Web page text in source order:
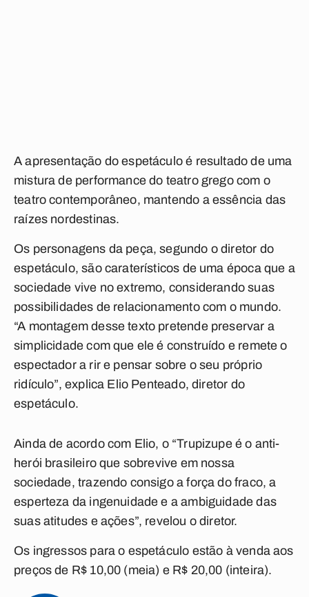
A apresentação do espetáculo é resultado de uma
mistura de performance do teatro grego com o
teatro contemporâneo, mantendo a essência das
raízes nordestinas.
Os personagens da peça, segundo o diretor do
espetáculo, são caraterísticos de uma época que a
sociedade vive no extremo, considerando suas
possibilidades de relacionamento com o mundo.
“A montagem desse texto pretende preservar a
simplicidade com que ele é construído e remete o
espectador a rir e pensar sobre o seu próprio
ridículo”, explica Elio Penteado, diretor do
espetáculo.
Ainda de acordo com Elio, o “Trupizupe é o anti-
herói brasileiro que sobrevive em nossa
sociedade, trazendo consigo a força do fraco, a
esperteza da ingenuidade e a ambiguidade das
suas atitudes e ações”, revelou o diretor.
Os ingressos para o espetáculo estão à venda aos
preços de R$ 10,00 (meia) e R$ 20,00 (inteira).